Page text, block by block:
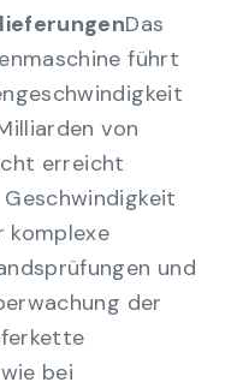
Das
führt
von
erreicht
komplexe
und
der
bei